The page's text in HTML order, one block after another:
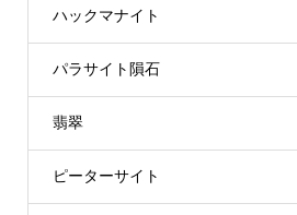
ハックマナイト
パラサイト隕石
翡翠
ピーターサイト